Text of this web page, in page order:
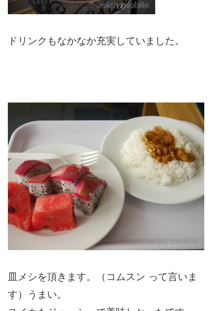
ドリンクもなかなか充実していました。
皿メシを頂きます。（コムスン って言いま
す）うまい。